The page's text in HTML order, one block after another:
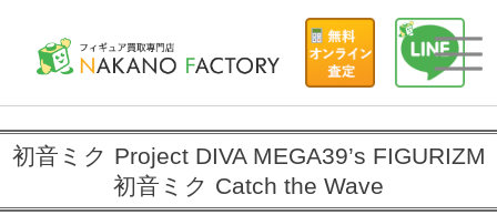
初音ミク Project DIVA MEGA39’s FIGURIZM
初音ミク Catch the Wave